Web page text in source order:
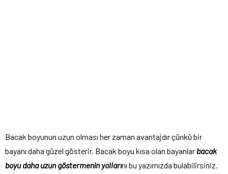
Bacak boyunun uzun olması her zaman avantajdır çünkü bir
bayanı daha güzel gösterir. Bacak boyu kısa olan bayanlar bacak
boyu daha uzun göstermenin yollarını bu yazımızda bulabilirsiniz.